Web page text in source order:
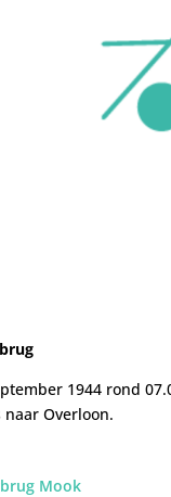
1944 rond
Overloon.
Mook